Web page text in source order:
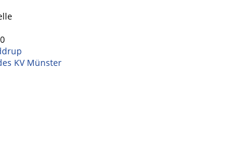
KV Münster